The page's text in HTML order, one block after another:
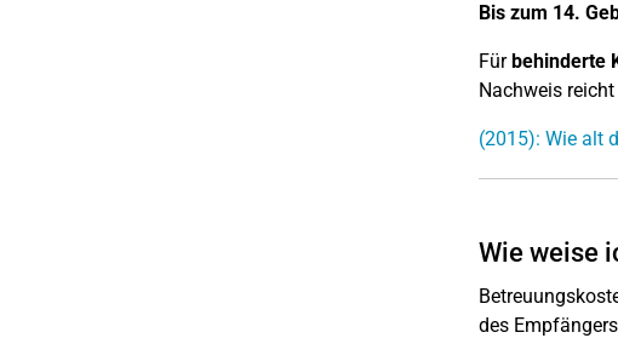
Bis zum 14.
Fürbehinderte
Nachweis
(2015): Wie alt
Wie weise
des